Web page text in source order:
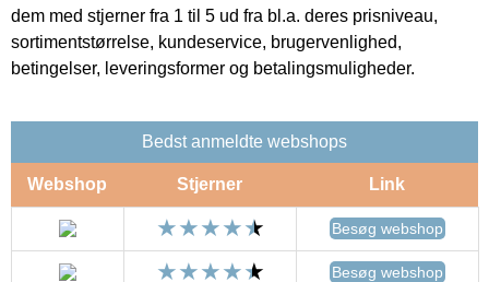
dem med stjerner fra 1 til 5 ud fra bl.a. deres prisniveau,
sortimentstørrelse, kundeservice, brugervenlighed,
betingelser, leveringsformer og betalingsmuligheder.
Bedst anmeldte webshops
Webshop Stjerner Link
Besøg webshop
Besøg webshop